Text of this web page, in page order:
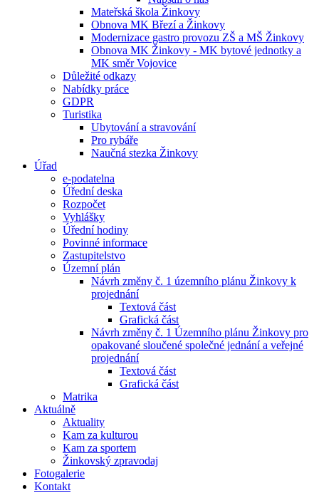
Mateřská škola Žinkovy
Obnova MK Březí a Žinkovy
Modernizace gastro provozu ZŠ a MŠ Žinkovy
Obnova MK Žinkovy - MK bytové jednotky a
MK směr Vojovice
Důležité odkazy
Nabídky práce
GDPR
Turistika
Ubytování a stravování
Pro rybáře
Naučná stezka Žinkovy
Úřad
e-podatelna
Úřední deska
Rozpočet
Vyhlášky
Úřední hodiny
Povinné informace
Zastupitelstvo
Územní plán
Návrh změny č. 1 územního plánu Žinkovy k
projednání
Textová část
Grafická část
Návrh změny č. 1 Územního plánu Žinkovy pro
opakované sloučené společné jednání a veřejné
projednání
Textová část
Grafická část
Matrika
Aktuálně
Aktuality
Kam za kulturou
Kam za sportem
Žinkovský zpravodaj
Fotogalerie
Kontakt